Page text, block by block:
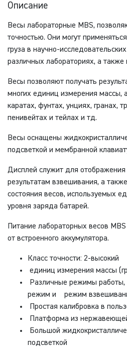
Описание
Весы лабораторные MBS,
точностью. Они могут
груза в научно-
различных лабораториях, а
Весы позволяют получать
многих единиц измерения массы,
каратах, фунтах, унциях, гранах,
пенивейтах и тейлах и тд.
Весы оснащены
подсветкой и мембранной
Дисплей служит для отображения
результатам взвешивания, а
состояния весов, используемых
уровня заряда батарей.
Питание лабораторных весов
от встроенного аккумулятора.
Класс точности: 2-высокий
единиц измерения массы
Различные режимы работы,
режим и режим
Простая калибровка в
Платформа из
Большой
подсветкой